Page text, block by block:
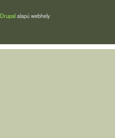
Drupalalapú webhely